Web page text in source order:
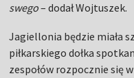
swego– dodał Wojtuszek.
Jagiellonia będzie miała
piłkarskiego dołka
zespołów rozpocznie się